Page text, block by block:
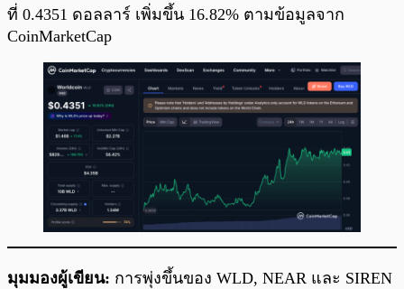
ที่ 0.4351 ดอลลาร์ เพิ่มขึ้น 16.82% ตามข้อมูลจาก
CoinMarketCap
มุมมองผู้เขียน: การพุ่งขึ้นของ WLD, NEAR และ SIREN